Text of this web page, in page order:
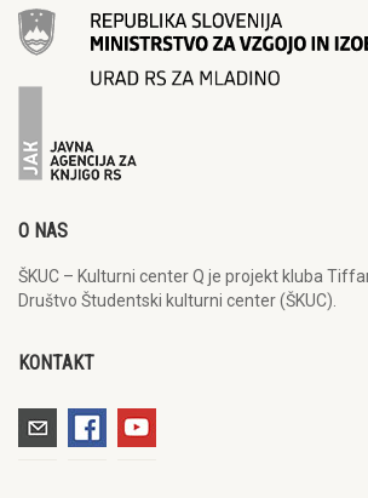
O NAS
ŠKUC – Kulturni center Q je projekt kluba
Društvo Študentski kulturni center (ŠKUC).
KONTAKT